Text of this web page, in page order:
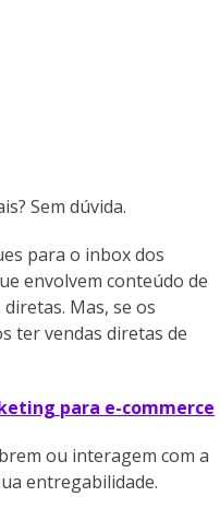
Sem dúvida.
para o inbox dos
envolvem conteúdo de
Mas, se os
ter vendas diretas de
para e-commerce
ou interagem com a
entregabilidade.